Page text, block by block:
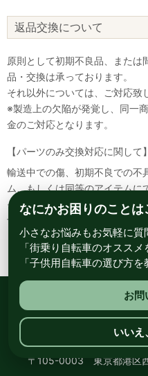
返品交換について
原則として初期不良品、または
品・交換は承っております。
それ以外については、ご対応致
※製造上の欠陥が発覚し、同一
金のご対応となります。
【パーツのみ交換対応に関して】
輸送中での傷、初期不良での不
ム、もしくは同等のアイテム
その場合該当部品を着払いにて
予めご了承ください。
総合自転車専門店 サ
〒105-0003 東京都港区
なにかお困りのことは
小さなお悩みもお気軽に
「街乗り自転車のオススメ
「子供用自転車の選び方
お問
いいえ